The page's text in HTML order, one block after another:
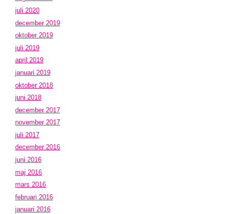
juli 2020
december 2019
oktober 2019
juli 2019
april 2019
januari 2019
oktober 2018
juni 2018
december 2017
november 2017
juli 2017
december 2016
juni 2016
maj 2016
mars 2016
februari 2016
januari 2016